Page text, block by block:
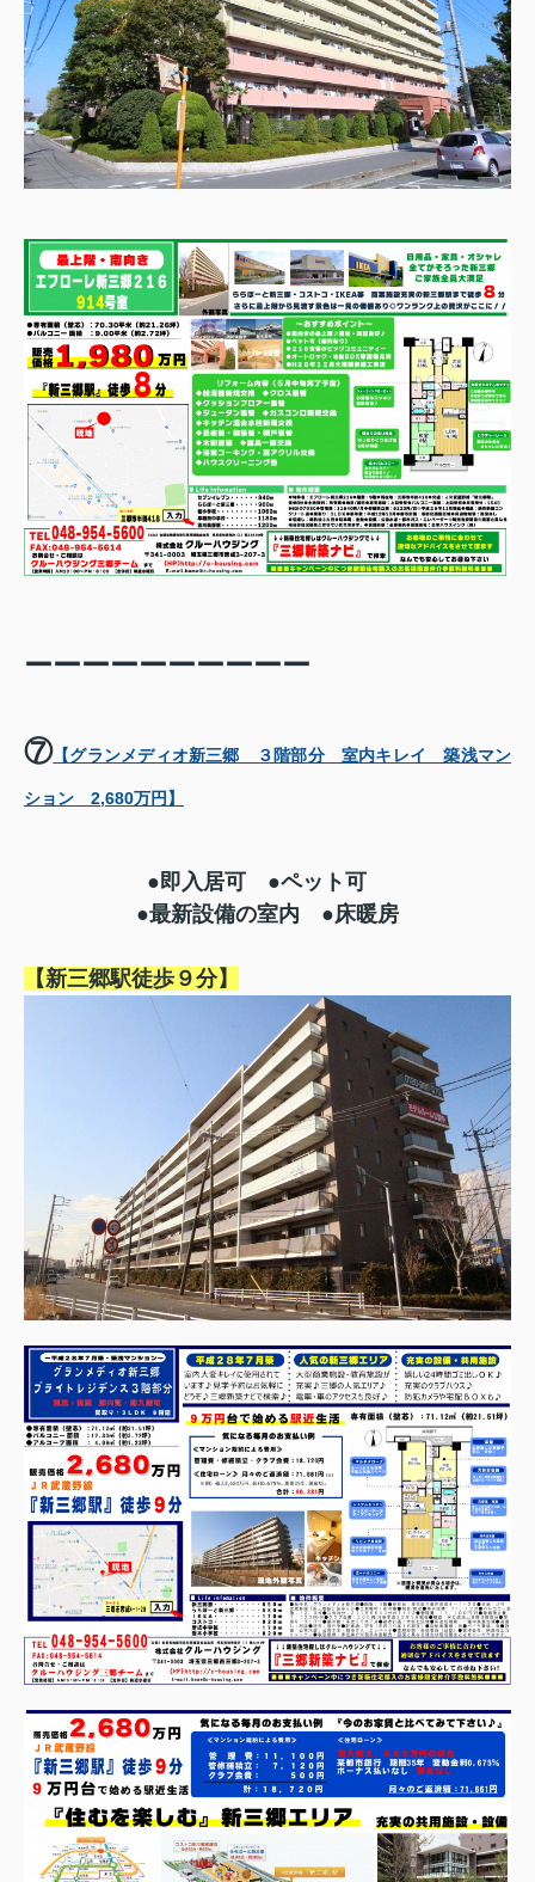
ーーーーーーーーーー
⑦【グランメディオ新三郷 ３階部分 室内キレイ 築浅マン
ション 2,680万円】
●即入居可 ●ペット可
●最新設備の室内 ●床暖房
【新三郷駅徒歩９分】